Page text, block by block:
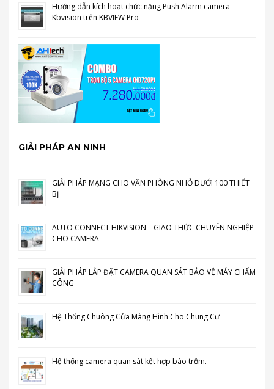
Hướng dẫn kích hoạt chức năng Push Alarm camera
Kbvision trên KBVIEW Pro
GIẢI PHÁP AN NINH
GIẢI PHÁP MẠNG CHO VĂN PHÒNG NHỎ DƯỚI 100 THIẾT
BỊ
AUTO CONNECT HIKVISION – GIAO THỨC CHUYÊN NGHIỆP
CHO CAMERA
GIẢI PHÁP LẮP ĐẶT CAMERA QUAN SÁT BẢO VỆ MÁY CHẤM
CÔNG
Hệ Thống Chuông Cửa Màng Hình Cho Chung Cư
Hệ thống camera quan sát kết hợp báo trộm.